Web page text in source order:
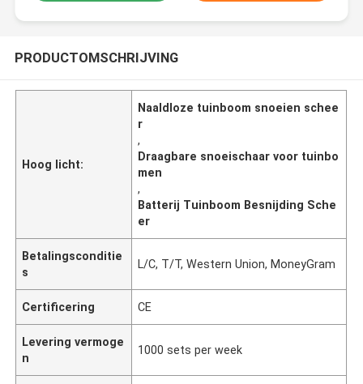
PRODUCTOMSCHRIJVING
Hoog licht:
Naaldloze tuinboom snoeien schee
r
,
Draagbare snoeischaar voor tuinbo
men
,
Batterij Tuinboom Besnijding Sche
er
Betalingsconditie
s
L/C, T/T, Western Union, MoneyGram
Certificering CE
Levering vermoge
n
1000 sets per week